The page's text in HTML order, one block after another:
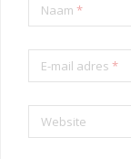
Naam *
E-mail adres *
Website